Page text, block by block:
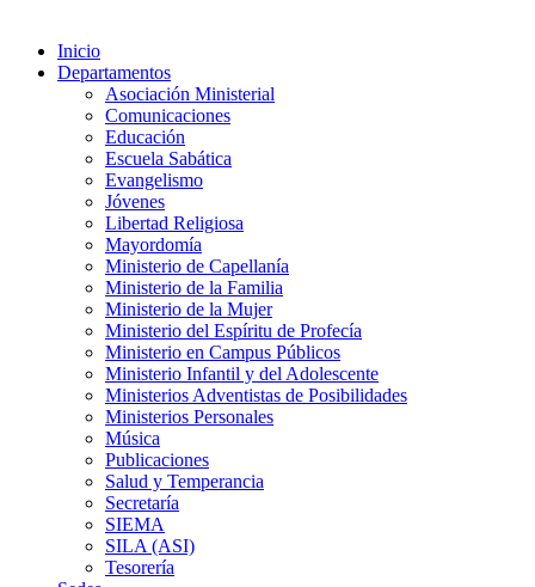
Inicio
Departamentos
Asociación Ministerial
Comunicaciones
Educación
Escuela Sabática
Evangelismo
Jóvenes
Libertad Religiosa
Mayordomía
Ministerio de Capellanía
Ministerio de la Familia
Ministerio de la Mujer
Ministerio del Espíritu de Profecía
Ministerio en Campus Públicos
Ministerio Infantil y del Adolescente
Ministerios Adventistas de Posibilidades
Ministerios Personales
Música
Publicaciones
Salud y Temperancia
Secretaría
SIEMA
SILA (ASI)
Tesorería